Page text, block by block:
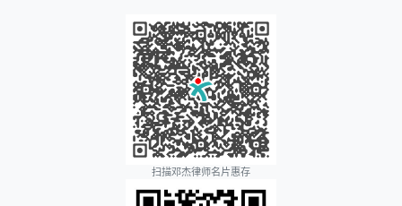
扫描邓杰律师名片惠存